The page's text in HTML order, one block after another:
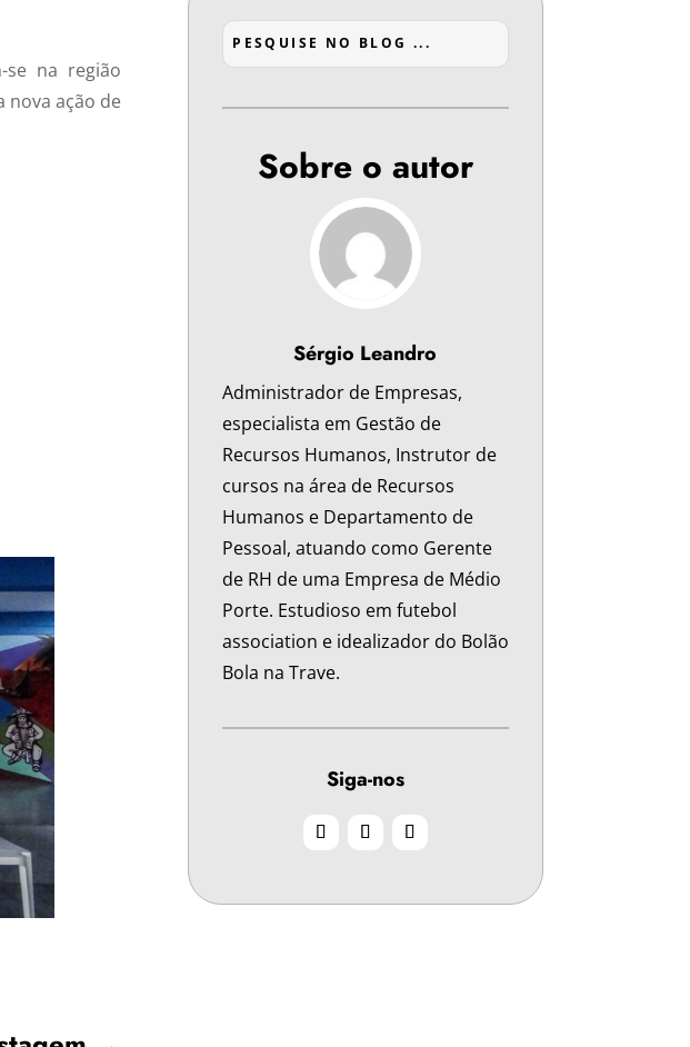
na região
nova ação de
Sobre o autor
Sérgio Leandro
Administrador de Empresas,
especialista em Gestão de
Recursos Humanos, Instrutor de
cursos na área de Recursos
Humanos e Departamento de
Pessoal, atuando como Gerente
de RH de uma Empresa de Médio
Porte. Estudioso em futebol
association e idealizador do Bolão
Bola na Trave.
Siga-nos